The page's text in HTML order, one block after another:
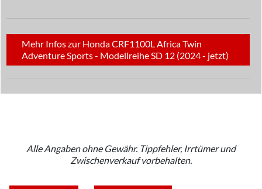
Mehr Infos zur Honda CRF1100L Africa Twin
Adventure Sports - Modellreihe SD 12 (2024 - jetzt)
Alle Angaben ohne Gewähr. Tippfehler, Irrtümer und
Zwischenverkauf vorbehalten.